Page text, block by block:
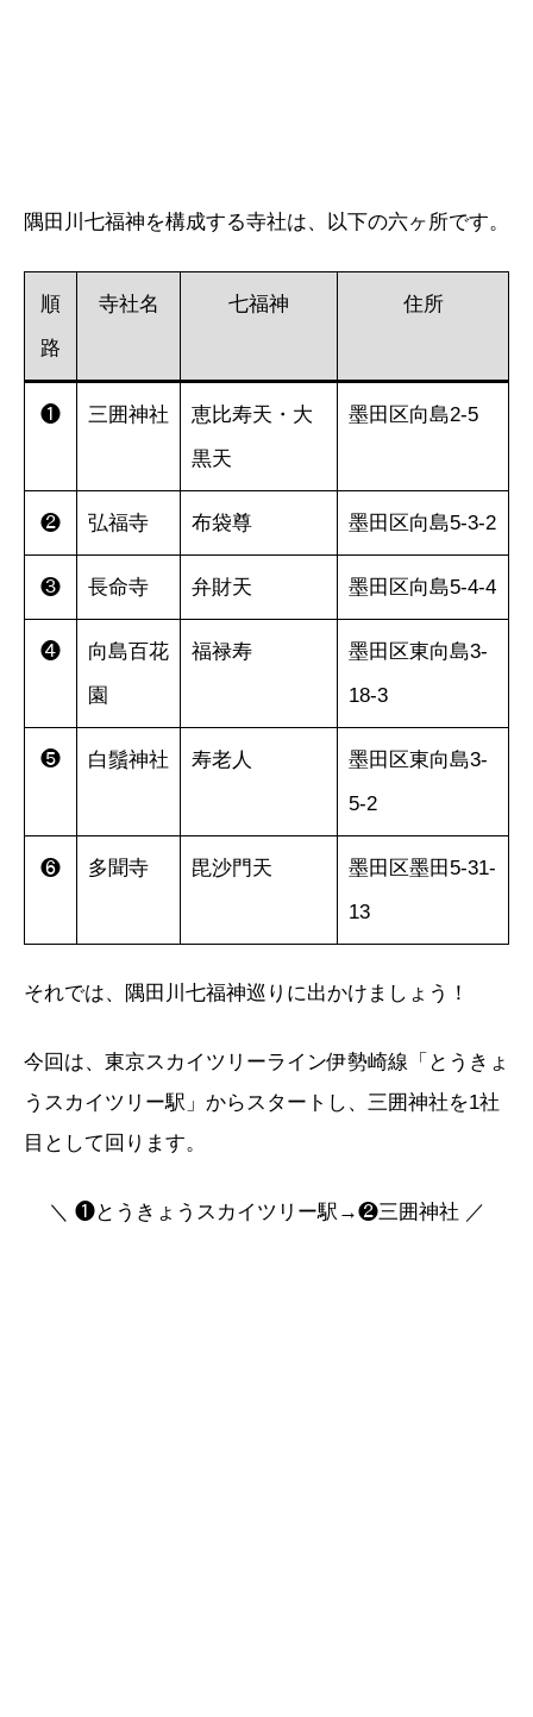
隅田川七福神を構成する寺社は、以下の六ヶ所です。
順
路
寺社名 七福神 住所
❶ 三囲神社
恵比寿天・大
黒天
墨田区向島2-5
❷ 弘福寺 布袋尊 墨田区向島5-3-2
❸ 長命寺 弁財天 墨田区向島5-4-4
❹
向島百花
園
福禄寿
墨田区東向島3-
18-3
❺ 白鬚神社 寿老人
墨田区東向島3-
5-2
❻ 多聞寺 毘沙門天
墨田区墨田5-31-
13
それでは、隅田川七福神巡りに出かけましょう！
今回は、東京スカイツリーライン伊勢崎線「とうきょ
うスカイツリー駅」からスタートし、三囲神社を1社
目として回ります。
＼ ❶とうきょうスカイツリー駅→❷三囲神社 ／